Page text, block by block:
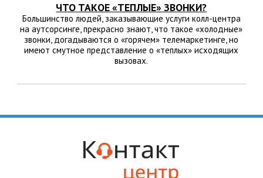
ЧТО ТАКОЕ «ТЕПЛЫЕ» ЗВОНКИ?
Большинство людей, заказывающие услуги колл-центра
на аутсорсинге, прекрасно знают, что такое «холодные»
звонки, догадываются о «горячем» телемаркетинге, но
имеют смутное представление о «теплых» исходящих
вызовах.